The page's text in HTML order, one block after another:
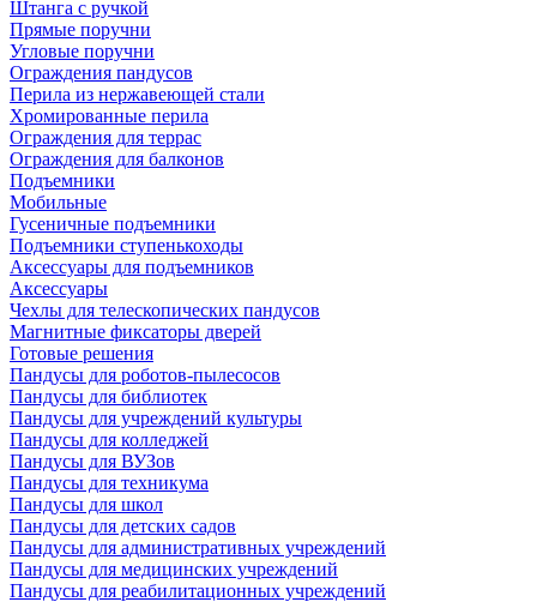
Штанга с ручкой
Прямые поручни
Угловые поручни
Ограждения пандусов
Перила из нержавеющей стали
Хромированные перила
Ограждения для террас
Ограждения для балконов
Подъемники
Мобильные
Гусеничные подъемники
Подъемники ступенькоходы
Аксессуары для подъемников
Аксессуары
Чехлы для телескопических пандусов
Магнитные фиксаторы дверей
Готовые решения
Пандусы для роботов-пылесосов
Пандусы для библиотек
Пандусы для учреждений культуры
Пандусы для колледжей
Пандусы для ВУЗов
Пандусы для техникума
Пандусы для школ
Пандусы для детских садов
Пандусы для административных учреждений
Пандусы для медицинских учреждений
Пандусы для реабилитационных учреждений